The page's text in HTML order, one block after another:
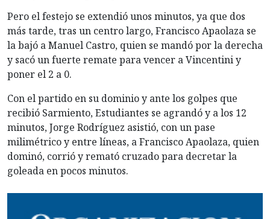
Pero el festejo se extendió unos minutos, ya que dos
más tarde, tras un centro largo, Francisco Apaolaza se
la bajó a Manuel Castro, quien se mandó por la derecha
y sacó un fuerte remate para vencer a Vincentini y
poner el 2 a 0.
Con el partido en su dominio y ante los golpes que
recibió Sarmiento, Estudiantes se agrandó y a los 12
minutos, Jorge Rodríguez asistió, con un pase
milimétrico y entre líneas, a Francisco Apaolaza, quien
dominó, corrió y remató cruzado para decretar la
goleada en pocos minutos.